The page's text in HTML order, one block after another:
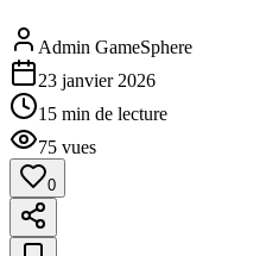
Admin GameSphere
23 janvier 2026
15 min de lecture
75 vues
0